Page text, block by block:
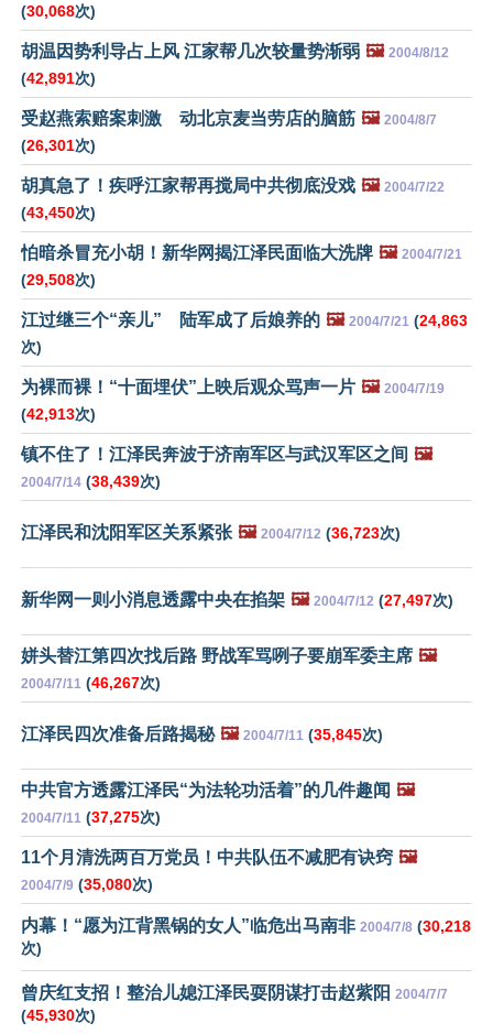
(30,068次)
胡温因势利导占上风 江家帮几次较量势渐弱 🖼️ 2004/8/12
(42,891次)
受赵燕索赔案刺激 动北京麦当劳店的脑筋 🖼️ 2004/8/7
(26,301次)
胡真急了！疾呼江家帮再搅局中共彻底没戏 🖼️ 2004/7/22
(43,450次)
怕暗杀冒充小胡！新华网揭江泽民面临大洗牌 🖼️ 2004/7/21
(29,508次)
江过继三个“亲儿” 陆军成了后娘养的 🖼️ 2004/7/21 (24,863
次)
为裸而裸！“十面埋伏”上映后观众骂声一片 🖼️ 2004/7/19
(42,913次)
镇不住了！江泽民奔波于济南军区与武汉军区之间 🖼️
2004/7/14 (38,439次)
江泽民和沈阳军区关系紧张 🖼️ 2004/7/12 (36,723次)
新华网一则小消息透露中央在掐架 🖼️ 2004/7/12 (27,497次)
姘头替江第四次找后路 野战军骂咧子要崩军委主席 🖼️
2004/7/11 (46,267次)
江泽民四次准备后路揭秘 🖼️ 2004/7/11 (35,845次)
中共官方透露江泽民“为法轮功活着”的几件趣闻 🖼️
2004/7/11 (37,275次)
11个月清洗两百万党员！中共队伍不减肥有诀窍 🖼️
2004/7/9 (35,080次)
内幕！“愿为江背黑锅的女人”临危出马南非 2004/7/8 (30,218
次)
曾庆红支招！整治儿媳江泽民耍阴谋打击赵紫阳 2004/7/7
(45,930次)